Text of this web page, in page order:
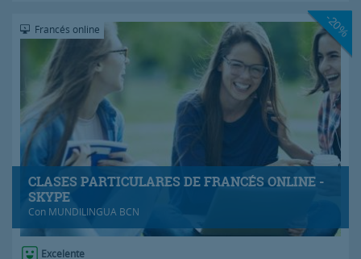
CLASES PARTICULARES DE FRANCÉS ONLINE -
SKYPE
Con MUNDILINGUA BCN
Francés online -20%
Excelente